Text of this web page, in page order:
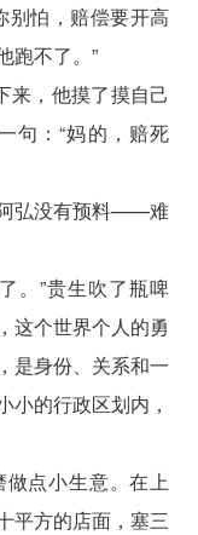
别怕，赔偿要开高
跑不了。”
来，他摸了摸自己
句：“妈的，赔死
弘没有预料——难
。”贵生吹了瓶啤
这个世界个人的勇
是身份、关系和一
的行政区划内，
点小生意。在上
平方的店面，塞三